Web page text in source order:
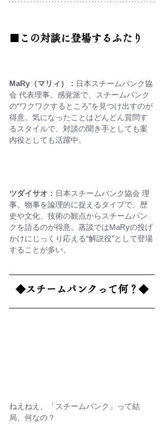
■この対談に登場するふたり
MaRy（マリィ）： 日本スチームパンク協
会 代表理事。感覚派で、スチームパンク
の“ワクワクするところ”を見つけ出すのが
得意。気になったことはどんどん質問す
るスタイルで、対談の聞き手としても案
内役としても活躍中。
ツダイサオ： 日本スチームパンク協会 理
事。物事を論理的に捉えるタイプで、歴
史や文化、技術の観点からスチームパン
クを語るのが得意。蒸談ではMaRyの投げ
かけにじっくり応える“解説役”として登場
することが多い。
◆スチームパンクって何？◆
ねえねえ、「スチームパンク」って結
局、何なの？